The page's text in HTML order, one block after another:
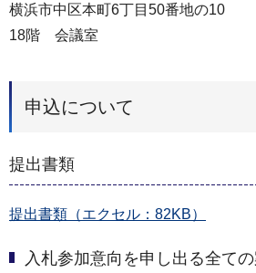
横浜市中区本町6丁目50番地の10
18階 会議室
申込について
提出書類
提出書類（エクセル：82KB）
入札参加意向を申し出る全て